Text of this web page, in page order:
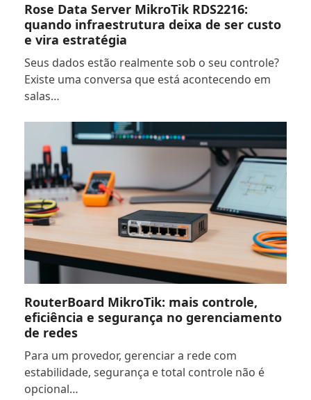
Rose Data Server MikroTik RDS2216:
quando infraestrutura deixa de ser custo
e vira estratégia
Seus dados estão realmente sob o seu controle?
Existe uma conversa que está acontecendo em
salas…
RouterBoard MikroTik: mais controle,
eficiência e segurança no gerenciamento
de redes
Para um provedor, gerenciar a rede com
estabilidade, segurança e total controle não é
opcional…